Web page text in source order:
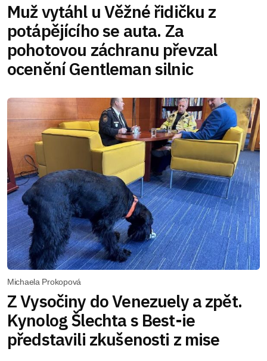
Muž vytáhl u Věžné řidičku z
potápějícího se auta. Za
pohotovou záchranu převzal
ocenění Gentleman silnic
Michaela Prokopová
Z Vysočiny do Venezuely a zpět.
Kynolog Šlechta s Best-ie
představili zkušenosti z mise